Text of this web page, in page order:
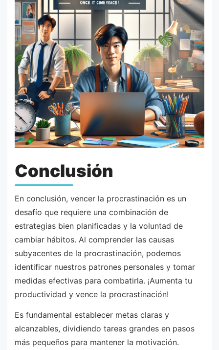
Conclusión
En conclusión, vencer la procrastinación es un
desafío que requiere una combinación de
estrategias bien planificadas y la voluntad de
cambiar hábitos. Al comprender las causas
subyacentes de la procrastinación, podemos
identificar nuestros patrones personales y tomar
medidas efectivas para combatirla. ¡Aumenta tu
productividad y vence la procrastinación!
Es fundamental establecer metas claras y
alcanzables, dividiendo tareas grandes en pasos
más pequeños para mantener la motivación.